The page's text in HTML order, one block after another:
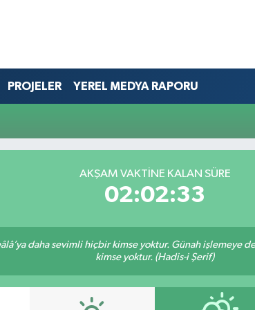
PROJELER YEREL MEDYA RAPORU
AKŞAM VAKTİNE KALAN SÜRE
02:02:33
daha sevimli hiçbir kimse yoktur. Günah işlemeye
kimse yoktur. (Hadis-i Şerif)